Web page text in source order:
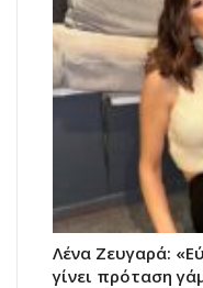
Λένα Ζευγαρά:
γίνει πρόταση